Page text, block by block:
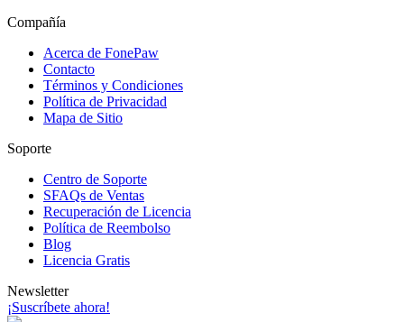
Compañía
Acerca de FonePaw
Contacto
Términos y Condiciones
Política de Privacidad
Mapa de Sitio
Soporte
Centro de Soporte
SFAQs de Ventas
Recuperación de Licencia
Política de Reembolso
Blog
Licencia Gratis
Newsletter
¡Suscríbete ahora!